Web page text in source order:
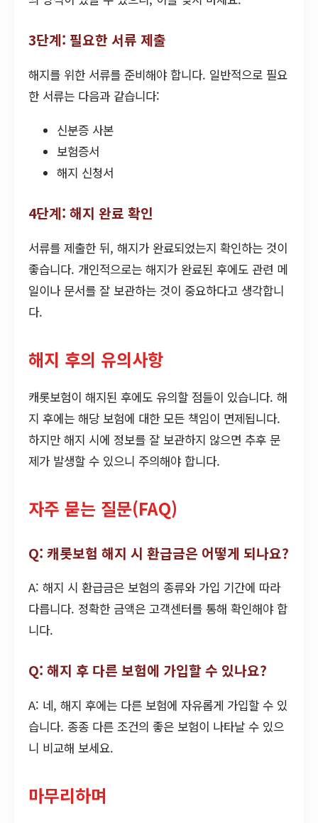
3단계: 필요한 서류 제출
해지를 위한 서류를 준비해야 합니다. 일반적으로 필요
한 서류는 다음과 같습니다:
신분증 사본
보험증서
해지 신청서
4단계: 해지 완료 확인
서류를 제출한 뒤, 해지가 완료되었는지 확인하는 것이
좋습니다. 개인적으로는 해지가 완료된 후에도 관련 메
일이나 문서를 잘 보관하는 것이 중요하다고 생각합니
다.
해지 후의 유의사항
캐롯보험이 해지된 후에도 유의할 점들이 있습니다. 해
지 후에는 해당 보험에 대한 모든 책임이 면제됩니다.
하지만 해지 시에 정보를 잘 보관하지 않으면 추후 문
제가 발생할 수 있으니 주의해야 합니다.
자주 묻는 질문(FAQ)
Q: 캐롯보험 해지 시 환급금은 어떻게 되나요?
A: 해지 시 환급금은 보험의 종류와 가입 기간에 따라
다릅니다. 정확한 금액은 고객센터를 통해 확인해야 합
니다.
Q: 해지 후 다른 보험에 가입할 수 있나요?
A: 네, 해지 후에는 다른 보험에 자유롭게 가입할 수 있
습니다. 종종 다른 조건의 좋은 보험이 나타날 수 있으
니 비교해 보세요.
마무리하며